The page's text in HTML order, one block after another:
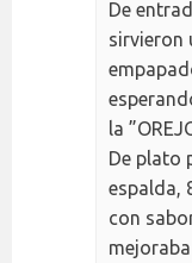
De
sirvieron
la
De plato
espalda,
con